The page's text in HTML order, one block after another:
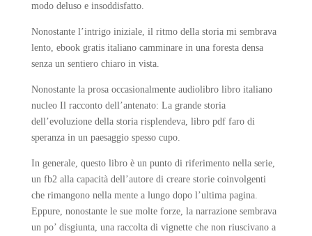
modo deluso e insoddisfatto.
Nonostante l’intrigo iniziale, il ritmo della storia mi sembrava
lento, ebook gratis italiano camminare in una foresta densa
senza un sentiero chiaro in vista.
Nonostante la prosa occasionalmente audiolibro libro italiano
nucleo Il racconto dell’antenato: La grande storia
dell’evoluzione della storia risplendeva, libro pdf faro di
speranza in un paesaggio spesso cupo.
In generale, questo libro è un punto di riferimento nella serie,
un fb2 alla capacità dell’autore di creare storie coinvolgenti
che rimangono nella mente a lungo dopo l’ultima pagina.
Eppure, nonostante le sue molte forze, la narrazione sembrava
un po’ disgiunta, una raccolta di vignette che non riuscivano a